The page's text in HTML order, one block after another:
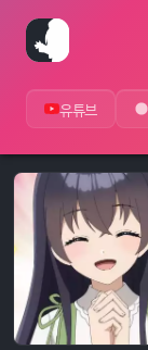
유튜브